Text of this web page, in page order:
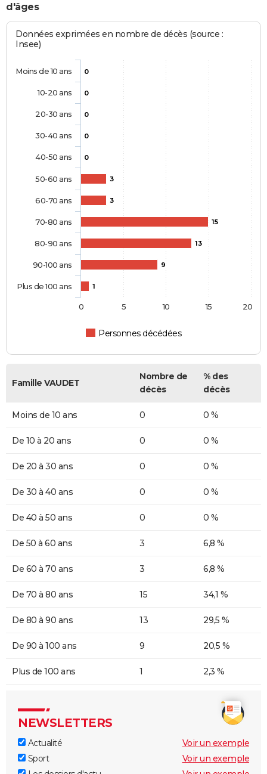
d'âges
Données exprimées en nombre de décès (source :
Insee)
0
0
0
0
0
3
3
15
13
9
1
Personnes décédées
Moins de 10 ans
10-20 ans
20-30 ans
30-40 ans
40-50 ans
50-60 ans
60-70 ans
70-80 ans
80-90 ans
90-100 ans
Plus de 100 ans
0 5 10 15 20
Famille VAUDET
Nombre de
décès
% des
décès
Moins de 10 ans 0 0 %
De 10 à 20 ans 0 0 %
De 20 à 30 ans 0 0 %
De 30 à 40 ans 0 0 %
De 40 à 50 ans 0 0 %
De 50 à 60 ans 3 6,8 %
De 60 à 70 ans 3 6,8 %
De 70 à 80 ans 15 34,1 %
De 80 à 90 ans 13 29,5 %
De 90 à 100 ans 9 20,5 %
Plus de 100 ans 1 2,3 %
NEWSLETTERS
Actualité
Voir un exemple
Sport
Voir un exemple